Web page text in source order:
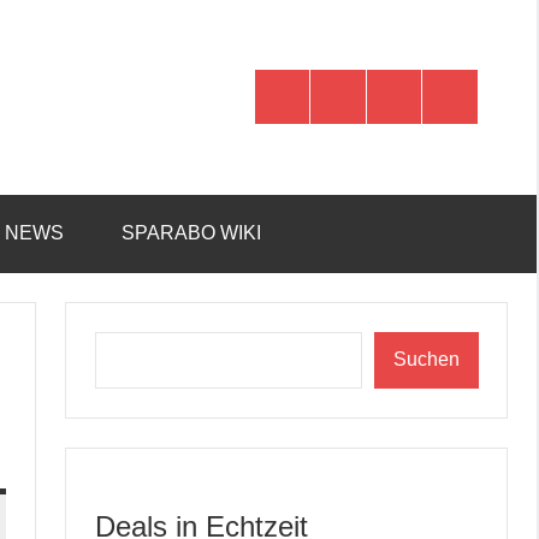
NEWS SPARABO WIKI
Suchen
Deals in Echtzeit